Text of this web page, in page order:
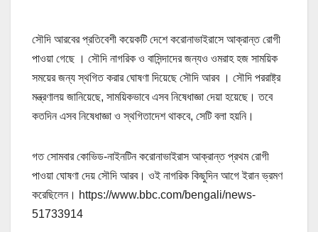
সৌদি আরবের প্রতিবেশী কয়েকটি দেশে করোনাভাইরাসে আক্রান্ত রোগী
পাওয়া গেছে । সৌদি নাগরিক ও বাসিন্দাদের জন্যও ওমরাহ হজ সাময়িক
সময়ের জন্য স্থগিত করার ঘোষণা দিয়েছে সৌদি আরব । সৌদি পররাষ্ট্র
মন্ত্রণালয় জানিয়েছে, সাময়িকভাবে এসব নিষেধাজ্ঞা দেয়া হয়েছে। তবে
কতদিন এসব নিষেধাজ্ঞা ও স্থগিতাদেশ থাকবে, সেটি বলা হয়নি।
গত সোমবার কোভিড-নাইনটিন করোনাভাইরাস আক্রান্ত প্রথম রোগী
পাওয়া ঘোষণা দেয় সৌদি আরব। ওই নাগরিক কিছুদিন আগে ইরান ভ্রমণ
করেছিলেন। https://www.bbc.com/bengali/news-
51733914